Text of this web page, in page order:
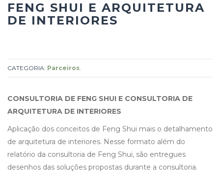
FENG SHUI E ARQUITETURA
DE INTERIORES
CATEGORIA: Parceiros.
CONSULTORIA DE FENG SHUI E CONSULTORIA DE
ARQUITETURA DE INTERIORES
Aplicação dos conceitos de Feng Shui mais o detalhamento
de arquitetura de interiores. Nesse formato além do
relatório da consultoria de Feng Shui, são entregues
desenhos das soluções propostas durante a consultoria.